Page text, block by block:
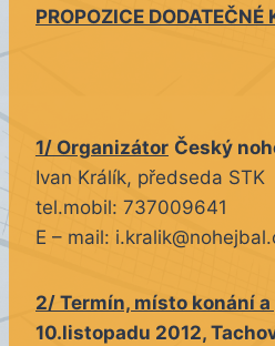
PROPOZICE DODATEČNÉ
1/ Organizátor Český
Ivan Králík, předseda STK
tel.mobil: 737009641
E – mail:
2/ Termín, místo konání
10.listopadu 2012,